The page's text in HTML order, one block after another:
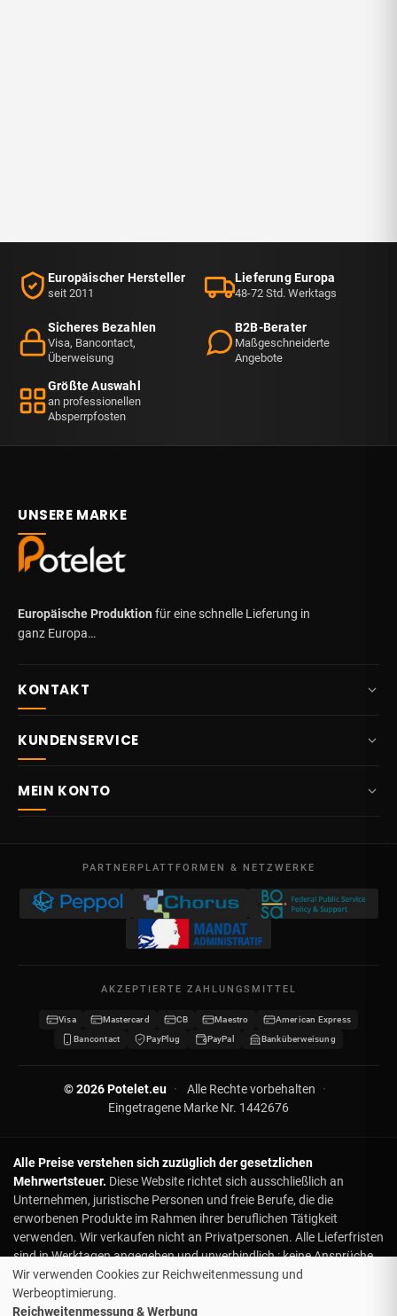
Europäischer Hersteller
seit 2011
Lieferung Europa
48-72 Std. Werktags
Sicheres Bezahlen
Visa, Bancontact,
Überweisung
B2B-Berater
Maßgeschneiderte
Angebote
Größte Auswahl
an professionellen
Absperrpfosten
UNSERE MARKE
Europäische Produktion für eine schnelle Lieferung in
ganz Europa…
KONTAKT
Mo – Fr
09:00 – 17:00
USt-IdNr. BE 0641.740.320 - Lüttich
KUNDENSERVICE
Lieferung
AGB
Datenschutz
MEIN KONTO
Meine Gutschriften
Meine Gutscheine
Wiederverkäufer werden
PARTNERPLATTFORMEN & NETZWERKE
AKZEPTIERTE ZAHLUNGSMITTEL
Visa Mastercard CB Maestro
American Express
Bancontact
PayPlug PayPal Banküberweisung
© 2026 Potelet.eu · Alle Rechte vorbehalten
·
Eingetragene Marke Nr. 1442676
Alle Preise verstehen sich zuzüglich der gesetzlichen
Mehrwertsteuer. Diese Website richtet sich ausschließlich an
Unternehmen, juristische Personen und freie Berufe, die die
erworbenen Produkte im Rahmen ihrer beruflichen Tätigkeit
verwenden. Wir verkaufen nicht an Privatpersonen. Alle Lieferfristen
sind in Werktagen angegeben und unverbindlich : keine Ansprüche
oder Rückerstattungen bei Verzögerung. Für Lieferungen zu einem
bestimmten Datum, bitte kontaktieren Sie uns vorab. Obwohl die
Lieferung ab 500 € kostenlos ist, entstehen bei Sonderwünschen
Wir verwenden Cookies zur Reichweitenmessung und
Werbeoptimierung.
Reichweitenmessung & Werbung